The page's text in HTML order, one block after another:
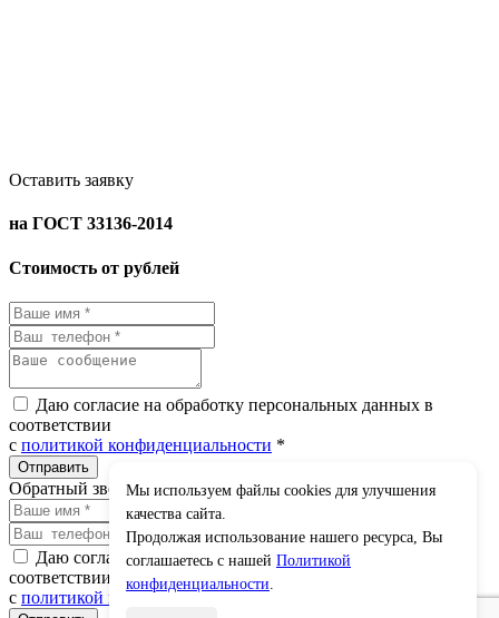
Оставить заявку
на ГОСТ 33136-2014
Стоимость от рублей
Даю согласие на обработку персональных данных в
соответствии
с политикой конфиденциальности *
Обратный звонок
Даю согласие на обработку персональных данных в
соответствии
с политикой конфиденциальности
Мы используем файлы cookies для улучшения
качества сайта.
Продолжая использование нашего ресурса, Вы
соглашаетесь с нашей Политикой
конфиденциальности.